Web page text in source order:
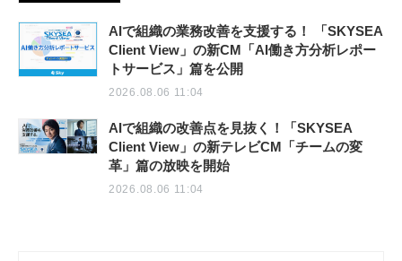
AIで組織の業務改善を支援する！ 「SKYSEA
Client View」の新CM「AI働き方分析レポー
トサービス」篇を公開
2026.08.06 11:04
AIで組織の改善点を見抜く！「SKYSEA
Client View」の新テレビCM「チームの変
革」篇の放映を開始
2026.08.06 11:04